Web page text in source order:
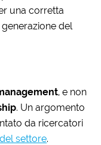
una corretta
del
, e non
. Un argomento
da ricercatori
settore.